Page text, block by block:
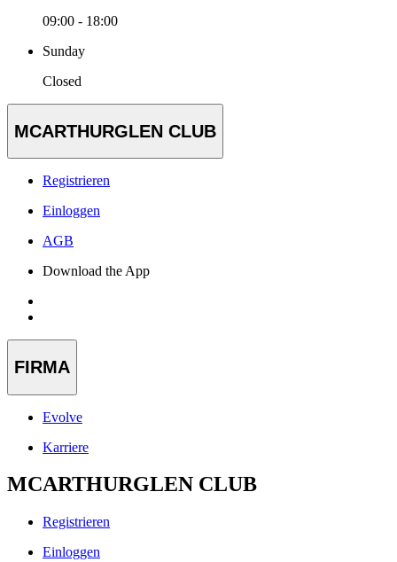
09:00 - 18:00
Sunday
Closed
MCARTHURGLEN CLUB
Registrieren
Einloggen
AGB
Download the App
FIRMA
Evolve
Karriere
MCARTHURGLEN CLUB
Registrieren
Einloggen